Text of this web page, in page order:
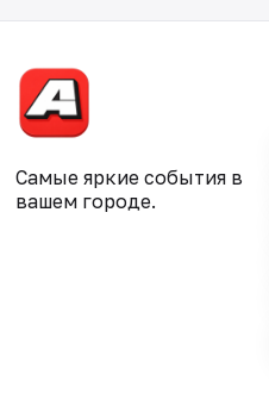
Самые яркие события в
вашем городе.